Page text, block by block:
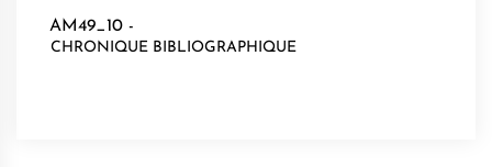
AM49_10 -
CHRONIQUE BIBLIOGRAPHIQUE